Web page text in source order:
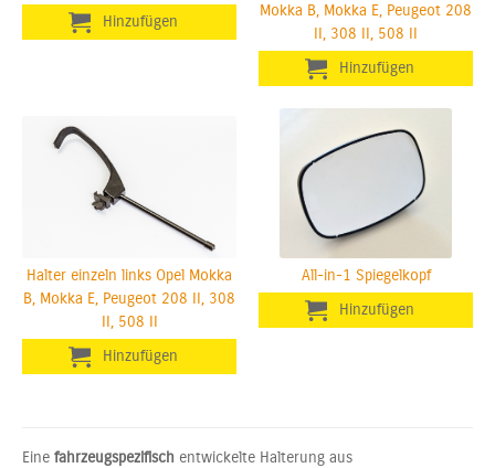
Mokka B, Mokka E, Peugeot 208
II, 308 II, 508 II
Halter einzeln links Opel Mokka
B, Mokka E, Peugeot 208 II, 308
II, 508 II
All-in-1 Spiegelkopf
Eine fahrzeugspezifisch entwickelte Halterung aus